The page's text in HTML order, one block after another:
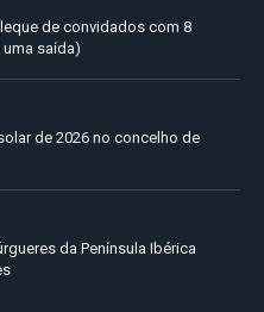
de convidados com 8
saída)
de 2026 no concelho de
da Península Ibérica